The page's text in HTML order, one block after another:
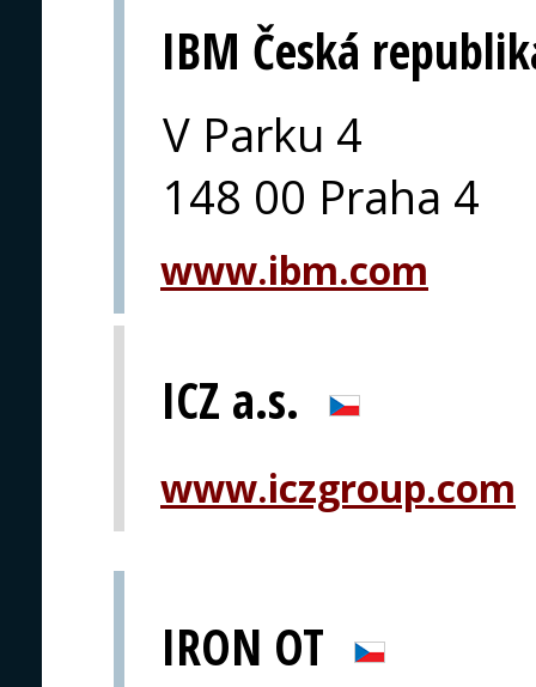
IBM Česká
V Parku 4
148 00 Praha 4
www.ibm.com
ICZ a.s.
www.iczgroup.com
IRON OT